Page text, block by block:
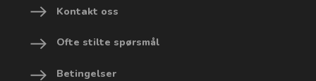
Kontakt oss
Ofte stilte spørsmål
Betingelser